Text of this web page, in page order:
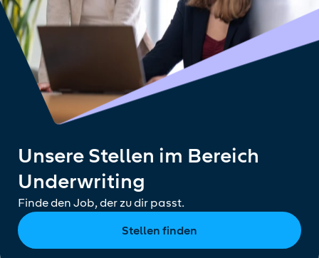
Unsere Stellen im Bereich
Underwriting
Finde den Job, der zu dir passt.
Stellen finden